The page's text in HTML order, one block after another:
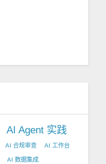
AI Agent 实践
AI 合规审查 AI 工作台
AI 数据集成